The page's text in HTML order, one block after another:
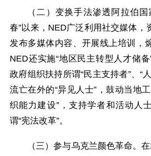
（二）变换手法渗透阿拉伯国
春”以来，NED广泛利用社交媒体，
发布多媒体内容、开展线上培训，
NED还实施“地区民主转型人才储
政府组织扶持所谓“民主支持者”、“
流亡在外的“异见人士”，鼓动当地
织能力建设”，支持学者和活动人
谓“宪法改革”。
（三）参与乌克兰颜色革命。